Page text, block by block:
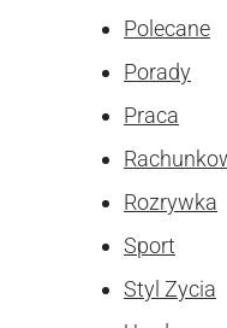
Polecane
Porady
Praca
Rozrywka
Sport
Styl Zycia